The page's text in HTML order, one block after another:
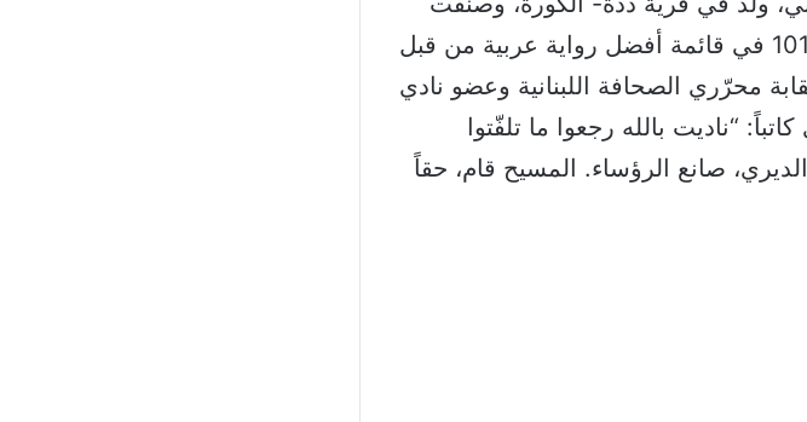
روايته “الفارس القتيل يترجل” في المرتبة 101 في قائمة أفضل رواية عربية من قبل
عام 2001. وهو عضو نقابة محرّري الصحافة اللبنانية وعضو نادي
نجله فادي كاتباً: “ناديت بالله رجعوا ما تلفّتوا
صانع الرؤساء. المسيح قام، حقاً